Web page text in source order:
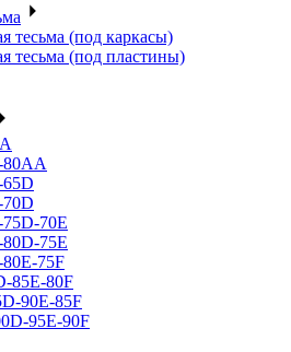
тесьма (под каркасы)
тесьма (под пластины)
80АА
70E
75E
75F
85E-80F
90E-85F
95E-90F